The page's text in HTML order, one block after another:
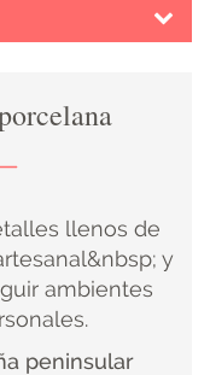
llenos de
y
ambientes
peninsular